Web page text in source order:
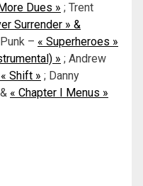
Dues » ; Trent
Surrender » &
– « Superheroes »
» ; Andrew
Shift » ; Danny
& « Chapter I Menus »